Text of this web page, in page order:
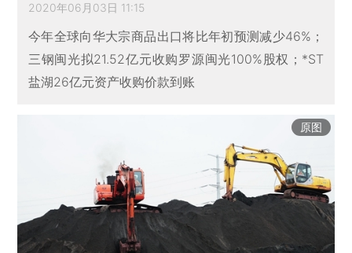
2020年06月03日 11:15
今年全球向华大宗商品出口将比年初预测减少46%；
三钢闽光拟21.52亿元收购罗源闽光100%股权；*ST
盐湖26亿元资产收购价款到账
原图